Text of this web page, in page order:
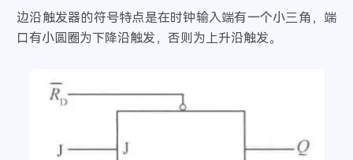
边沿触发器的符号特点是在时钟输入端有一个小三角，端
口有小圆圈为下降沿触发，否则为上升沿触发。